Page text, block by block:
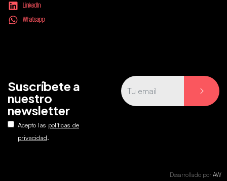
LinkedIn
Whatsapp
Suscríbete a
nuestro
newsletter
Acepto las políticas de
privacidad.
Desarrollado por AW